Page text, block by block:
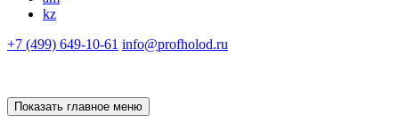
kz
+7 (499) 649-10-61 info@profholod.ru
Показать главное меню